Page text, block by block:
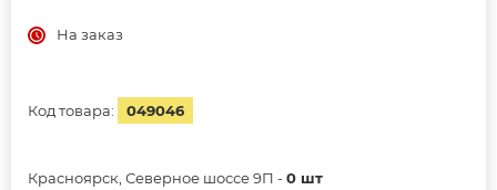
На заказ
Код товара: 049046
Красноярск, Северное шоссе 9П -0 шт